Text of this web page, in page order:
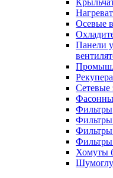
Осевые
Панели
Сетевые
Фильтры
Фильтры
Фильтры
Фильтры
Хомуты